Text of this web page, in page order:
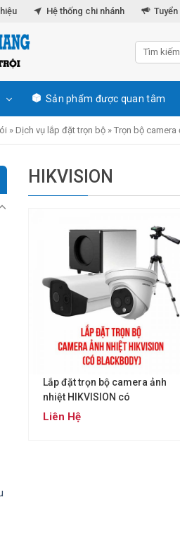
Hệ thống chi nhánh
Sản phẩm được quan tâm
» Dịch vụ lắp đặt trọn bộ » Trọn bộ camera
HIKVISION
Lắp đặt trọn bộ camera ảnh
nhiệt HIKVISION có
Blackbody
Liên Hệ